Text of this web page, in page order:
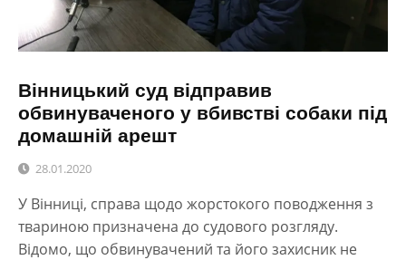
Вінницький суд відправив
обвинуваченого у вбивстві собаки під
домашній арешт
28.01.2020
У Вінниці, справа щодо жорстокого поводження з
твариною призначена до судового розгляду.
Відомо, що обвинувачений та його захисник не